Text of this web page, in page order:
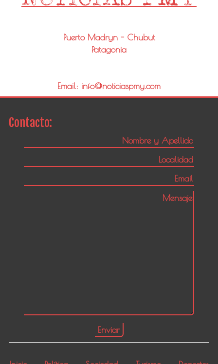
Puerto Madryn - Chubut
Patagonia
Email: info@noticiaspmy.com
Contacto: